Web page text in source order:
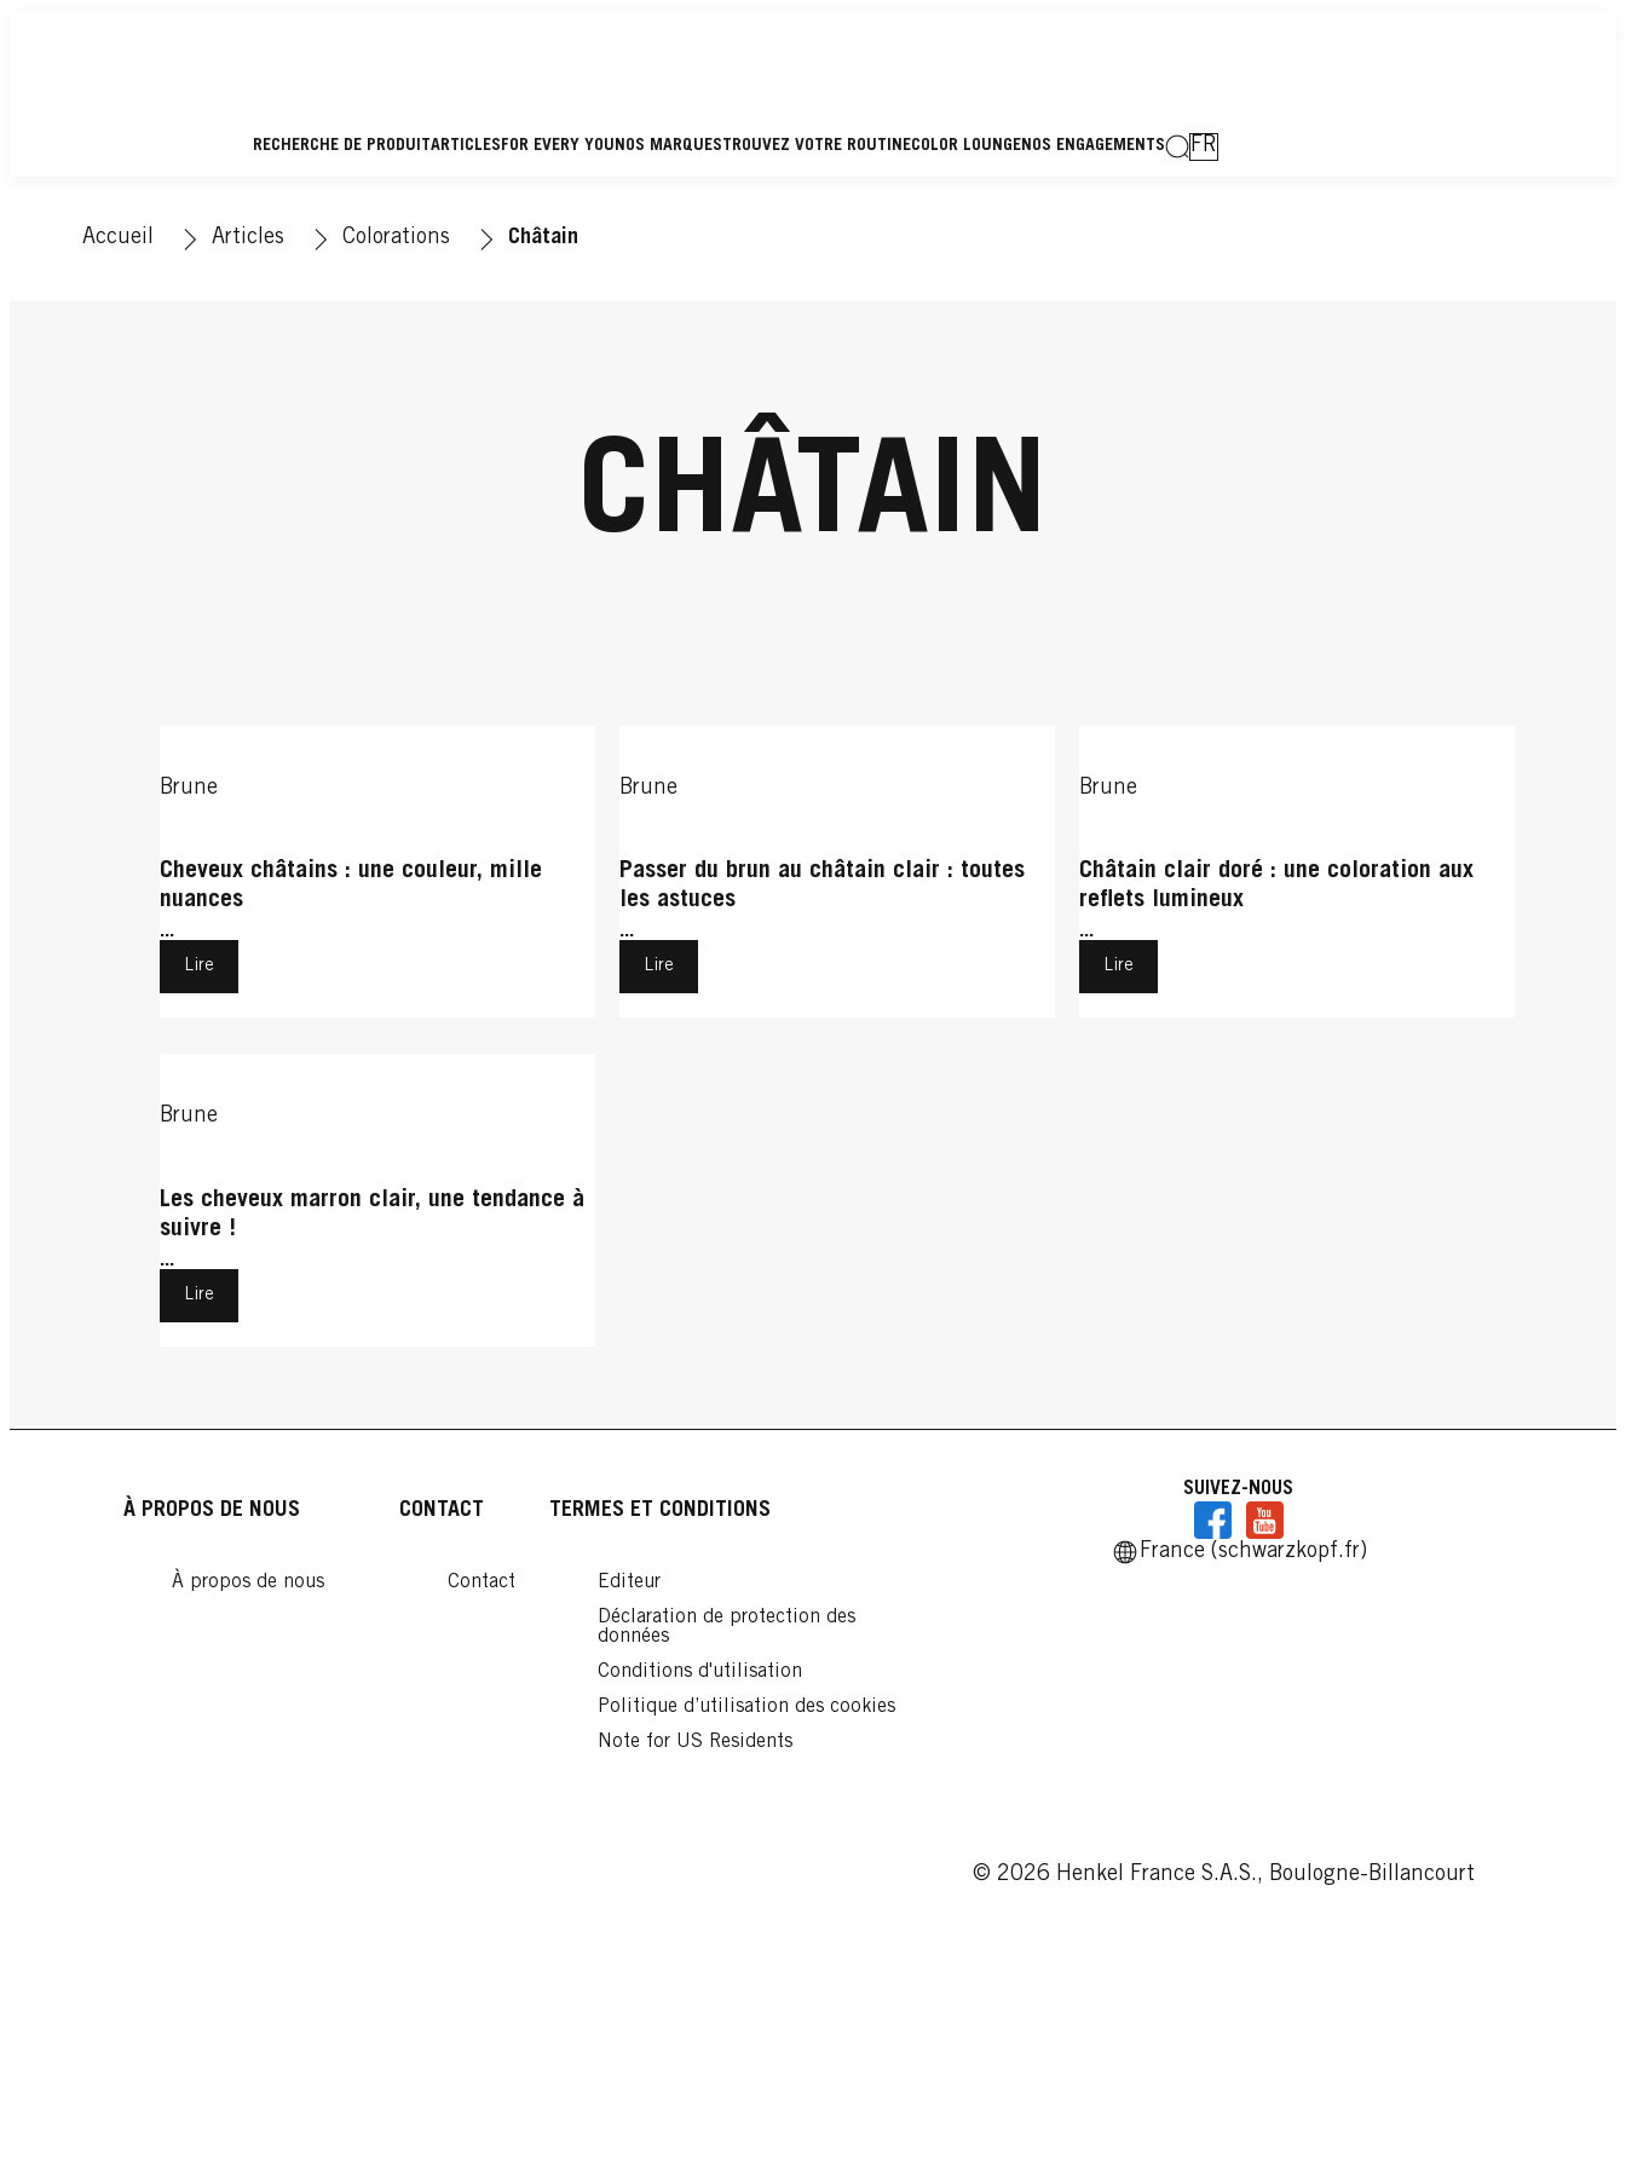
RECHERCHE DE PRODUIT ARTICLESFOR EVERY YOUNOS MARQUES TROUVEZ VOTRE ROUTINECOLOR LOUNGENOS ENGAGEMENTS FR
Accueil Articles Colorations Châtain
CHÂTAIN
Brune
Cheveux châtains : une couleur, mille
nuances
...
Lire
Brune
Passer du brun au châtain clair : toutes
les astuces
...
Lire
Brune
Châtain clair doré : une coloration aux
reflets lumineux
...
Lire
Brune
Les cheveux marron clair, une tendance à
suivre !
...
Lire
À PROPOS DE NOUS
À propos de nous
CONTACT
Contact
TERMES ET CONDITIONS
Editeur
Déclaration de protection des
données
Conditions d'utilisation
Politique d’utilisation des cookies
Note for US Residents
SUIVEZ-NOUS
France (schwarzkopf.fr)
© 2026 Henkel France S.A.S., Boulogne-Billancourt